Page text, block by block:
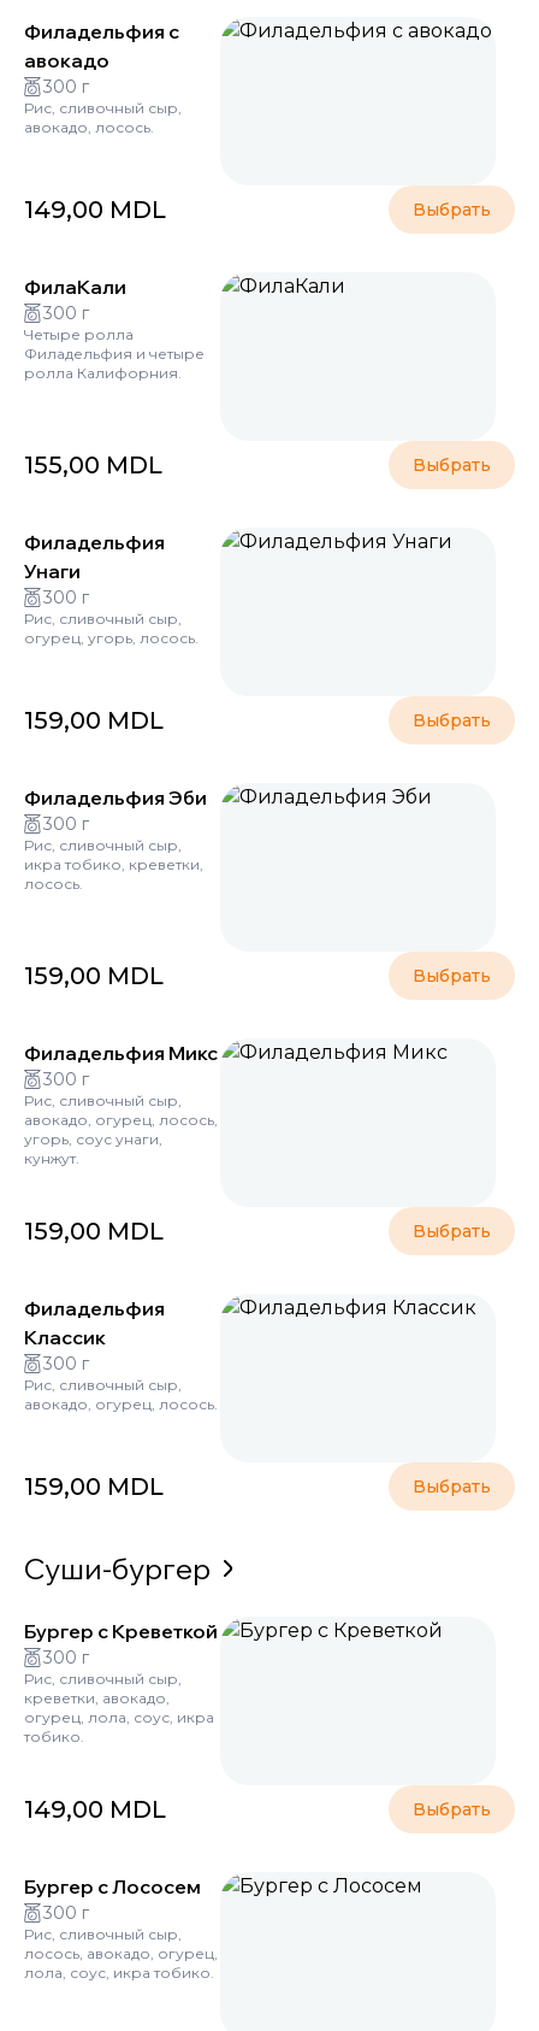
Филадельфия с
авокадо
300 г
Рис, сливочный сыр,
авокадо, лосось.
149,00 MDL Выбрать
ФилаКали
300 г
Четыре ролла
Филадельфия и четыре
ролла Калифорния.
155,00 MDL Выбрать
Филадельфия
Унаги
300 г
Рис, сливочный сыр,
огурец, угорь, лосось.
159,00 MDL Выбрать
Филадельфия Эби
300 г
Рис, сливочный сыр,
икра тобико, креветки,
лосось.
159,00 MDL Выбрать
Филадельфия Микс
300 г
Рис, сливочный сыр,
авокадо, огурец, лосось,
угорь, соус унаги,
кунжут.
159,00 MDL Выбрать
Филадельфия
Классик
300 г
Рис, сливочный сыр,
авокадо, огурец, лосось.
159,00 MDL Выбрать
Суши-бургер
Бургер с Креветкой
300 г
Рис, сливочный сыр,
креветки, авокадо,
огурец, лола, соус, икра
тобико.
149,00 MDL Выбрать
Бургер с Лососем
300 г
Рис, сливочный сыр,
лосось, авокадо, огурец,
лола, соус, икра тобико.